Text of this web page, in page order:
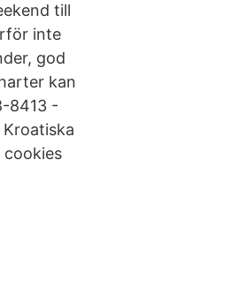
till
inte
god
kan
8413 -
Kroatiska
cookies